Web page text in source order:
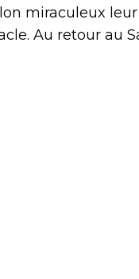
miraculeux
Au retour au